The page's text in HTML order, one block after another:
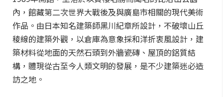
內，館藏第二次世界大戰後及與廣島市相關的現代美術
作品。由日本知名建築師黑川紀章所設計，不破壞山丘
稜線的建築外觀，以倉庫為意象採和洋折衷風設計，建
築材料從地面的天然石頭到外牆瓷磚、屋頂的鋁質結
構，體現從古至今人類文明的發展，是不少建築迷必造
訪之地。